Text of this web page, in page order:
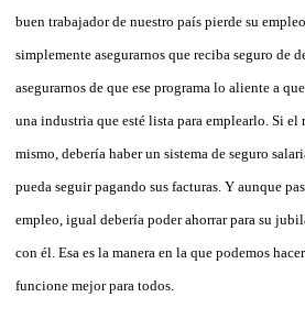
buen trabajador de nuestro país pierde su
simplemente asegurarnos que reciba seguro de
asegurarnos de que ese programa lo aliente a
una industria que esté lista para emplearlo. Si el
mismo, debería haber un sistema de seguro
pueda seguir pagando sus facturas. Y aunque
empleo, igual debería poder ahorrar para su
con él. Esa es la manera en la que podemos
funcione mejor para todos.